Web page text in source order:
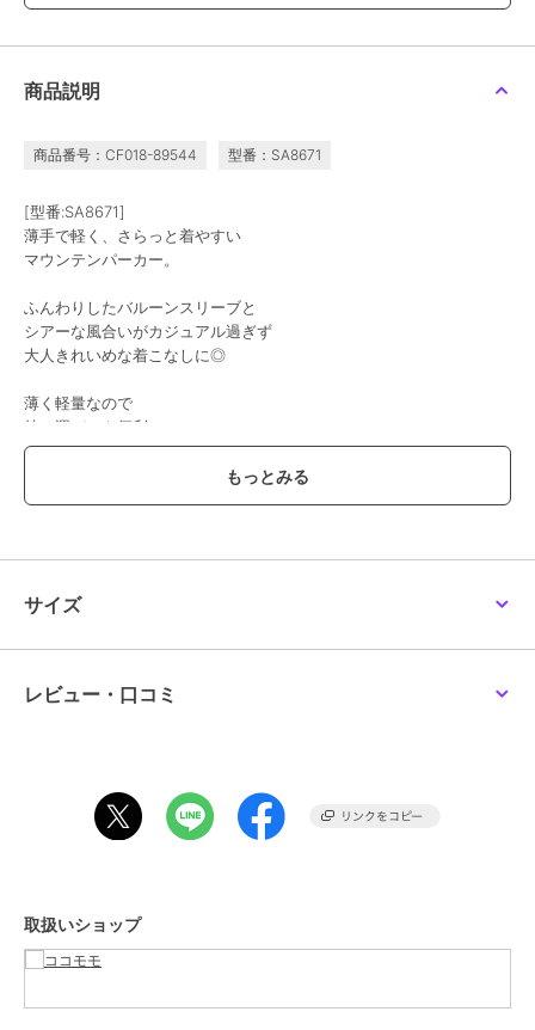
商品説明
商品番号：CF018-89544 型番：SA8671
[型番:SA8671]
薄手で軽く、さらっと着やすい
マウンテンパーカー。
ふんわりしたバルーンスリーブと
シアーな風合いがカジュアル過ぎず
大人きれいめな着こなしに◎
薄く軽量なので
持ち運びにも便利♪
さっと羽織りやすい
■サイズ
［M］
［L］
ホワイト / ライトブラウン / ブラック
ライトグリーン / ピンク / ブルー
ナイロン100%
裏地 なし
サイズ
レビュー・口コミ
取扱いショップ